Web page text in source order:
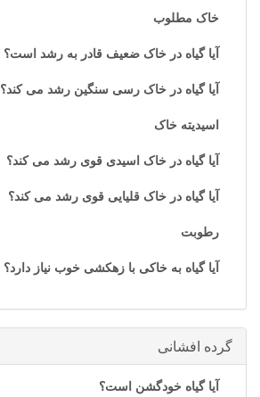
خاک مطلوب
آیا گیاه در خاک ضعیف قادر به رشد است؟
آیا گیاه در خاک رسی سنگین رشد می کند؟
اسیدیته خاک
آیا گیاه در خاک اسیدی قوی رشد می کند؟
آیا گیاه در خاک قلیایی قوی رشد می کند؟
رطوبت
آیا گیاه به خاکی با زهکشی خوب نیاز دارد؟
گرده افشانی
آیا گیاه خودگشن است؟